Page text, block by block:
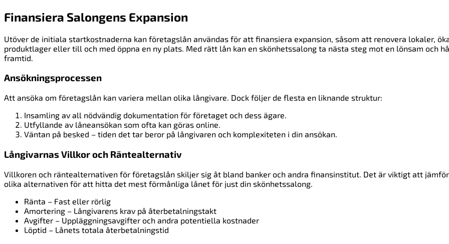
Finansiera Salongens Expansion
Utöver de initiala startkostnaderna kan företagslån användas för att finansiera expansion, såsom att renovera lokaler,
produktlager eller till och med öppna en ny plats. Med rätt lån kan en skönhetssalong ta nästa steg mot en lönsam och
framtid.
Ansökningsprocessen
Att ansöka om företagslån kan variera mellan olika långivare. Dock följer de flesta en liknande struktur:
Insamling av all nödvändig dokumentation för företaget och dess ägare.
Utfyllande av låneansökan som ofta kan göras online.
Väntan på besked – tiden det tar beror på långivaren och komplexiteten i din ansökan.
Långivarnas Villkor och Räntealternativ
Villkoren och räntealternativen för företagslån skiljer sig åt bland banker och andra finansinstitut. Det är viktigt att
olika alternativen för att hitta det mest förmånliga lånet för just din skönhetssalong.
Ränta – Fast eller rörlig
Amortering – Långivarens krav på återbetalningstakt
Avgifter – Uppläggningsavgifter och andra potentiella kostnader
Löptid – Lånets totala återbetalningstid